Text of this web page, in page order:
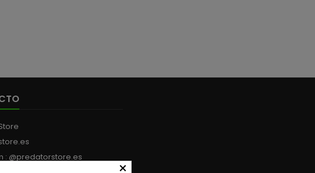
: @predatorstore.es
×